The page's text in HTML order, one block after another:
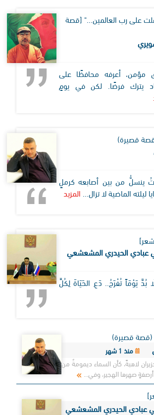
على رب العالمين..." [قصة
مؤمن، أعرفه محافظًا على
يترك فرضًا. لكن في يومٍ
قصيرة)
ينسلُّ من بين أصابعه كرملٍ
الماضية لا تزال... المزيد
عبادي الحيدري المشعشعي
بُدَّ يَوْمَاً تُفْرَجُ.. دَعِ الحَيَاةَ لِكُلِّ
(قصة قصيرة)
منذ 1 شهر
لاهبةً، كأن السماء ديمومةٌ من
صهرها الهجير، وفي...
عبادي الحيدري المشعشعي